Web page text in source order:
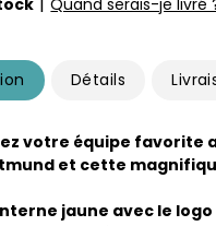
Détails
votre équipe favorite
et cette
jaune avec le